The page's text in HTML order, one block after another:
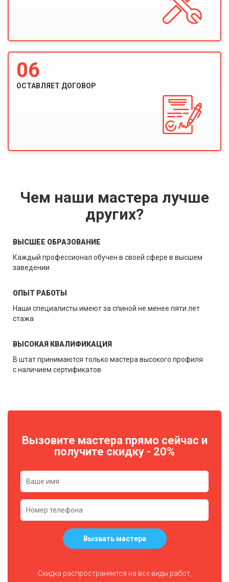
06
ОСТАВЛЯЕТ ДОГОВОР
Чем наши мастера лучше
других?
ВЫСШЕЕ ОБРАЗОВАНИЕ
Каждый профессионал обучен в своей сфере в высшем
заведении
ОПЫТ РАБОТЫ
Наши специалисты имеют за спиной не менее пяти лет
стажа
ВЫСОКАЯ КВАЛИФИКАЦИЯ
В штат принимаются только мастера высокого профиля
с наличием сертификатов
Вызовите мастера прямо сейчас и
получите скидку - 20%
Вызвать мастера
Скидка распространяется на все виды работ,